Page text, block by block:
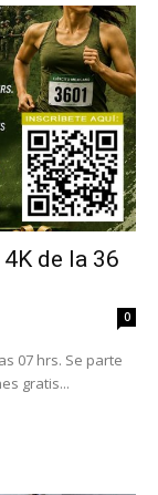
de la 36
0
Se parte
Inscripciones gratis...